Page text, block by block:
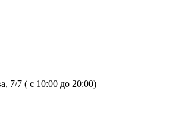
7/7 ( с 10:00 до 20:00)